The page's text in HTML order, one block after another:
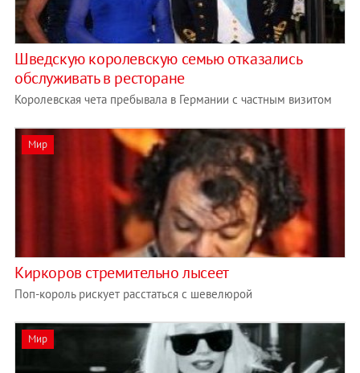
Шведскую королевскую семью отказались
обслуживать в ресторане
Королевская чета пребывала в Германии с частным визитом
Мир
Киркоров стремительно лысеет
Поп-король рискует расстаться с шевелюрой
Мир